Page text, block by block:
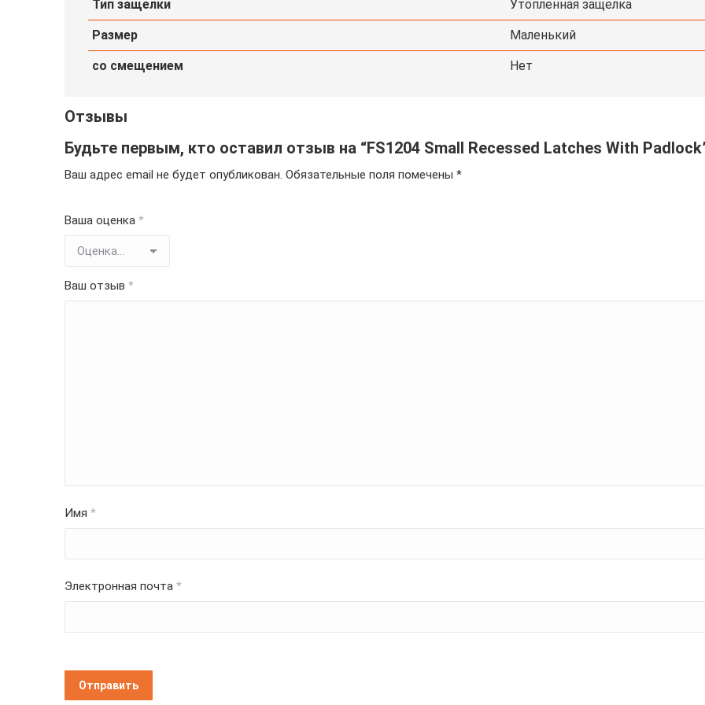
Тип защелки Утопленная защелка
Размер Маленький
со смещением Нет
Отзывы
Будьте первым, кто оставил отзыв на “FS1204 Small Recessed Latches With
Ваш адрес email не будет опубликован. Обязательные поля помечены *
Ваша оценка *
Ваш отзыв *
Имя *
Электронная почта *